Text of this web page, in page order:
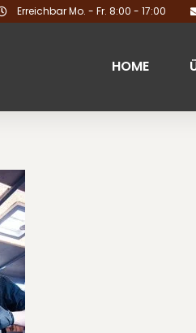
Erreichbar Mo. - Fr. 8:00 - 17:00
HOME